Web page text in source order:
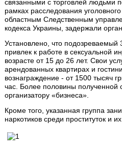
связанными с торговлей людьми
рамках расследования
областным Следственным
кодекса Украины, задержали
Установлено, что подозреваемый
привлек к работе в сексуальной
возрасте от 15 до 26 лет. Свои
арендованных квартирах и
вознаграждение - от 1500 тысяч
час. Более половины полученной
организатору «бизнеса».
Кроме того, указанная группа
наркотиков среди проституток и